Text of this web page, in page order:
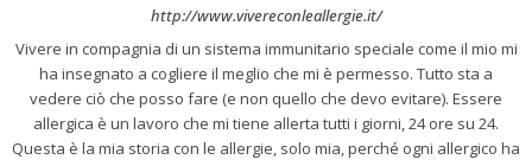
http://www.vivereconleallergie.it/
Vivere in compagnia di un sistema immunitario speciale come il mio mi
ha insegnato a cogliere il meglio che mi è permesso. Tutto sta a
vedere ciò che posso fare (e non quello che devo evitare). Essere
allergica è un lavoro che mi tiene allerta tutti i giorni, 24 ore su 24.
Questa è la mia storia con le allergie, solo mia, perché ogni allergico ha